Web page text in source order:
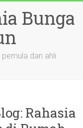
Bunga
dan ahli
Rahasia